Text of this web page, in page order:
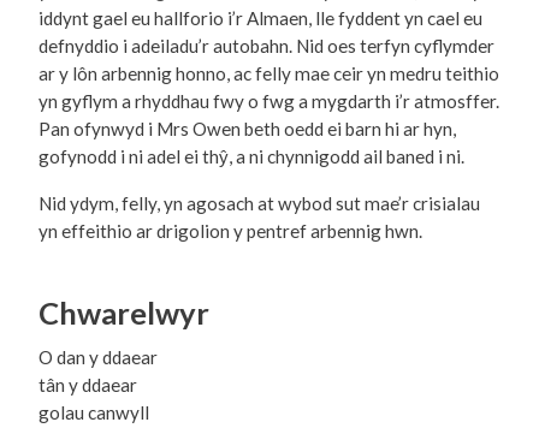
iddynt gael eu hallforio i’r Almaen, lle fyddent yn cael eu
defnyddio i adeiladu’r autobahn. Nid oes terfyn cyflymder
ar y lôn arbennig honno, ac felly mae ceir yn medru teithio
yn gyflym a rhyddhau fwy o fwg a mygdarth i’r atmosffer.
Pan ofynwyd i Mrs Owen beth oedd ei barn hi ar hyn,
gofynodd i ni adel ei thŷ, a ni chynnigodd ail baned i ni.
Nid ydym, felly, yn agosach at wybod sut mae’r crisialau
yn effeithio ar drigolion y pentref arbennig hwn.
Chwarelwyr
O dan y ddaear
tân y ddaear
golau canwyll